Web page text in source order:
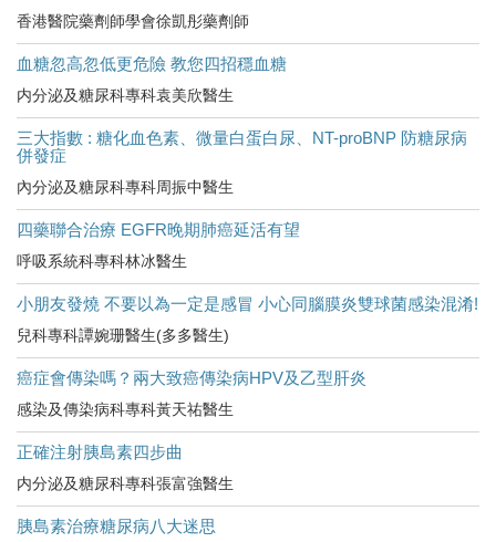
香港醫院藥劑師學會徐凱彤藥劑師
血糖忽高忽低更危險 教您四招穩血糖
内分泌及糖尿科專科袁美欣醫生
三大指數 : 糖化血色素、微量白蛋白尿、NT-proBNP 防糖尿病
併發症
內分泌及糖尿科專科周振中醫生
四藥聯合治療 EGFR晚期肺癌延活有望
呼吸系統科專科林冰醫生
小朋友發燒 不要以為一定是感冒 小心同腦膜炎雙球菌感染混淆!
兒科專科譚婉珊醫生(多多醫生)
癌症會傳染嗎？兩大致癌傳染病HPV及乙型肝炎
感染及傳染病科專科黃天祐醫生
正確注射胰島素四步曲
内分泌及糖尿科專科張富強醫生
胰島素治療糖尿病八大迷思